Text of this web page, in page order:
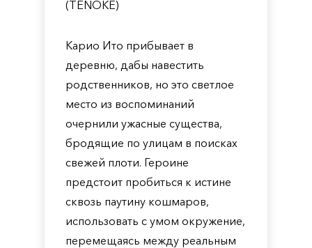
(TENOKE)
Карио Ито прибывает в
деревню, дабы навестить
родственников, но это светлое
место из воспоминаний
очернили ужасные существа,
бродящие по улицам в поисках
свежей плоти. Героине
предстоит пробиться к истине
сквозь паутину кошмаров,
использовать с умом окружение,
перемещаясь между реальным